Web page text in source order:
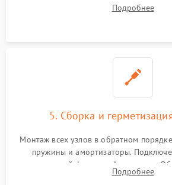
или поврежденнойПодробнее
5. Сборка и
Монтаж всех узлов в обратном
пружины и амортизаторы.
надежной фиксацией хомутами.
герметиком для предотвращения
Подробнее